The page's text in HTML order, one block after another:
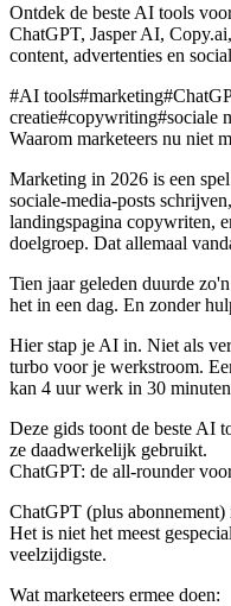
Ontdek de beste AI tools
ChatGPT, Jasper AI,
content, advertenties en
#AI tools#marketing#
creatie#copywriting#sociale
Waarom marketeers nu niet
Marketing in 2026 is een
sociale-media-posts
landingspagina copywriten,
doelgroep. Dat allemaal
Tien jaar geleden duurde
het in een dag. En zonder
Hier stap je AI in. Niet als
turbo voor je werkstroom.
kan 4 uur werk in 30
Deze gids toont de beste AI
ze daadwerkelijk gebruikt.
ChatGPT: de all-rounder
ChatGPT (plus
Het is niet het meest
veelzijdigste.
Wat marketeers ermee doen: